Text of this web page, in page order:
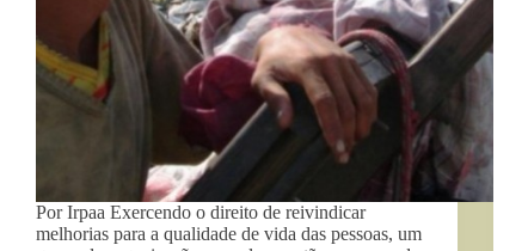
Por Irpaa Exercendo o direito de reivindicar
melhorias para a qualidade de vida das pessoas, um